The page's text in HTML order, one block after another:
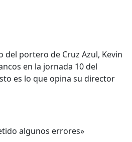
del portero de Cruz Azul, Kevin
en la jornada 10 del
es lo que opina su director
algunos errores»